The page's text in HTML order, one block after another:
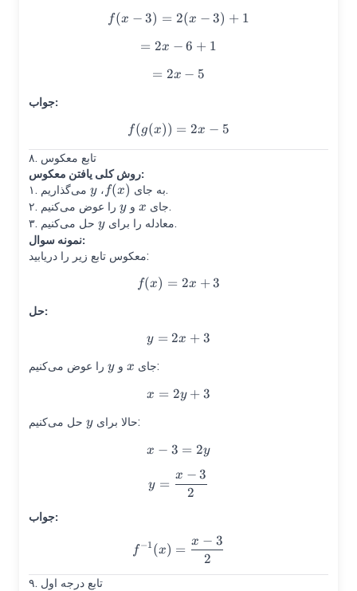
f(x-3)=2(x-3)+1
f(x − 3) = 2(x − 3) + 1
=2x-6+1
= 2x − 6 + 1
=2x-5
= 2x − 5
جواب:
f(g(x))=2x-5
f(g(x)) = 2x − 5
۸. تابع معکوس
روش کلی یافتن معکوس:
۱. به جای
f(x)
f(x) ،
y
y
می‌گذاریم.
۲. جایx
x و
y
y
را عوض می‌کنیم.
۳. معادله را برای
y
y
حل می‌کنیم.
نمونه سوال:
معکوس تابع زیر را دریابید:
f(x)=2x+3
f(x) = 2x +3
حل:
y=2x+3
y = 2x + 3
جایx
x و
y
y را عوض می‌کنیم:
x=2y+3
x = 2y + 3
حالا برای
y
y حل می‌کنیم:
x-3=2y
x − 3 = 2y
y=\frac{x-3}{2}
y =
2
x − 3
جواب:
f^{-1}(x)=\frac{x-3}{2}
f−1 (x) =
2
x − 3
۹. تابع درجه اول